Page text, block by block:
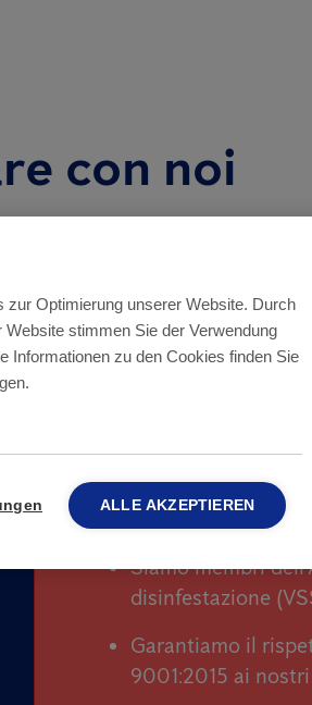
con noi
Perché
Svizzera.
Siamo membri
disinfestazione
Garantiamo il
9001:2015 ai
zur Optimierung unserer Website. Durch
Website stimmen Sie der Verwendung
Informationen zu den Cookies finden Sie
ALLE AKZEPTIEREN